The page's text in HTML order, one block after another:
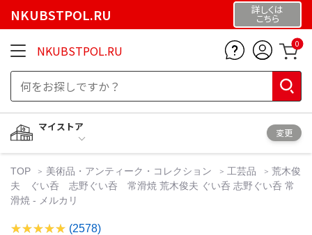
NKUBSTPOL.RU 詳しくは
こちら
NKUBSTPOL.RU 0
マイストア
変更
TOP 美術品・アンティーク・コレクション 工芸品
荒木俊
夫 ぐい呑 志野ぐい呑 常滑焼 荒木俊夫 ぐい呑 志野ぐい呑 常
滑焼 - メルカリ
(2578)